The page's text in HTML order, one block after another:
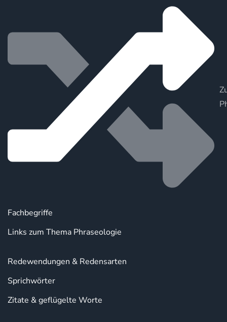
Fachbegriffe
Links zum Thema Phraseologie
Redewendungen & Redensarten
Sprichwörter
Zitate & geflügelte Worte